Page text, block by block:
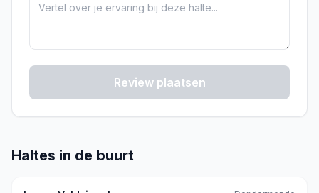
Review plaatsen
Haltes in de buurt